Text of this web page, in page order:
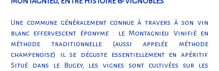
Une commune généralement connue à travers à son vin
blanc effervescent éponyme : le Montagnieu. Vinifié en
méthode traditionnelle (aussi appelée méthode
champenoise) il se déguste essentiellement en apéritif.
Situé dans le Bugey, les vignes sont cultivées sur les